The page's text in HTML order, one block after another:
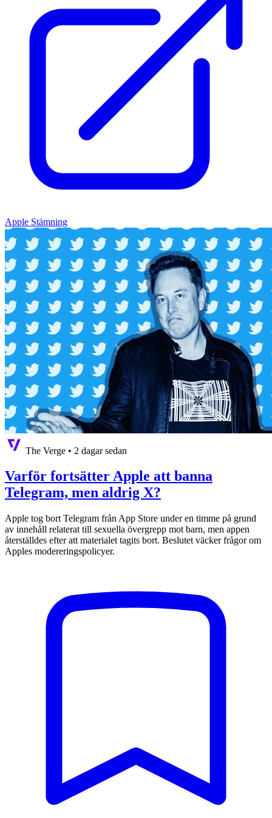
Apple Stämning
The Verge • 2 dagar sedan
Varför fortsätter Apple att banna
Telegram, men aldrig X?
Apple tog bort Telegram från App Store under en timme på grund
av innehåll relaterat till sexuella övergrepp mot barn, men appen
återställdes efter att materialet tagits bort. Beslutet väcker frågor om
Apples modereringspolicyer.